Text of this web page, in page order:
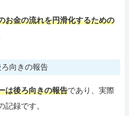
お金の流れを円滑化するための
向きの報告
は後ろ向きの報告であり、実際
記録です。